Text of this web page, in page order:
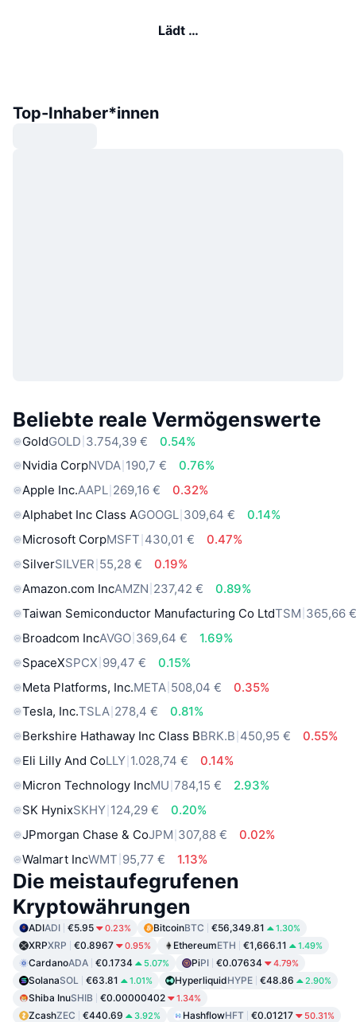
Lädt …
Top-Inhaber*innen
Beliebte reale Vermögenswerte
GoldGOLD 3.754,39 €
0.54%
Nvidia CorpNVDA 190,7 €
0.76%
Apple Inc.AAPL 269,16 €
0.32%
Alphabet Inc Class AGOOGL 309,64 €
0.14%
Microsoft CorpMSFT 430,01 €
0.47%
SilverSILVER 55,28 €
0.19%
Amazon.com IncAMZN 237,42 €
0.89%
Taiwan Semiconductor Manufacturing Co LtdTSM 365,66
Broadcom IncAVGO 369,64 €
1.69%
SpaceXSPCX 99,47 €
0.15%
Meta Platforms, Inc.META 508,04 €
0.35%
Tesla, Inc.TSLA 278,4 €
0.81%
Berkshire Hathaway Inc Class BBRK.B 450,95 €
0.55%
Eli Lilly And CoLLY 1.028,74 €
0.14%
Micron Technology IncMU 784,15 €
2.93%
SK HynixSKHY 124,29 €
0.20%
JPmorgan Chase & CoJPM 307,88 €
0.02%
Walmart IncWMT 95,77 € 1.13%
Die meistaufegrufenen
Kryptowährungen
ADIADI €5.95 0.23% BitcoinBTC €56,349.81 1.30%
XRPXRP €0.8967 0.95% EthereumETH €1,666.11 1.49%
CardanoADA €0.1734 5.07% PiPI €0.07634 4.79%
SolanaSOL €63.81 1.01% HyperliquidHYPE €48.86 2.90%
Shiba InuSHIB €0.00000402 1.34%
ZcashZEC €440.69 3.92% HashflowHFT €0.01217 50.31%